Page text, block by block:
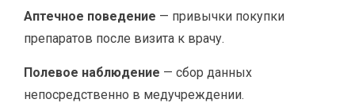
Аптечное поведение — привычки покупки
препаратов после визита к врачу.
Полевое наблюдение — сбор данных
непосредственно в медучреждении.